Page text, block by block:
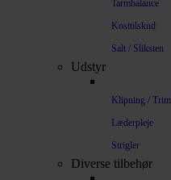
Tarmbalance
Kosttilskud
Salt / Sliksten
Udstyr
Klipning / Trim
Læderpleje
Strigler
Diverse tilbehør